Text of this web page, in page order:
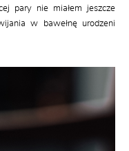
pary nie miałem jeszcze
w bawełnę urodzeni